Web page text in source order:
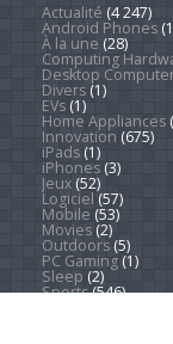
Actualité (4 247)
Android Phones
À la une (28)
Computing
Desktop
Divers(1)
EVs(1)
Home Appliances
Innovation (675)
iPads(1)
iPhones(3)
Jeux(52)
Logiciel (57)
Mobile (53)
Movies(2)
Outdoors(5)
PC Gaming(1)
Sleep (2)
Sports(546)